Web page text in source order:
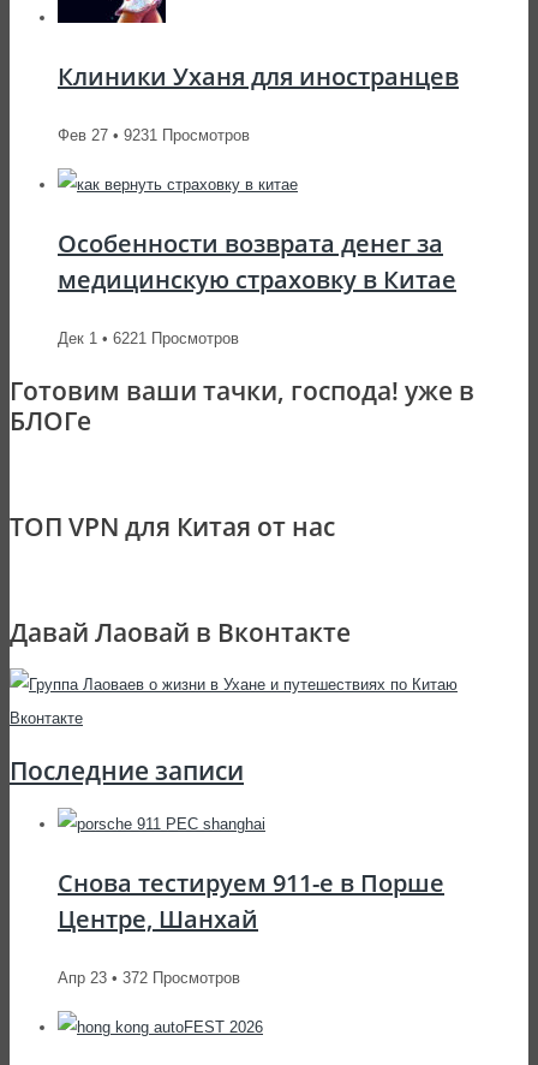
Клиники Уханя для иностранцев
Фев 27 • 9231 Просмотров
Особенности возврата денег за
медицинскую страховку в Китае
Дек 1 • 6221 Просмотров
Готовим ваши тачки, господа! уже в
БЛОГе
ТОП VPN для Китая от нас
Давай Лаовай в Вконтакте
Последние записи
Снова тестируем 911-е в Порше
Центре, Шанхай
Апр 23 • 372 Просмотров